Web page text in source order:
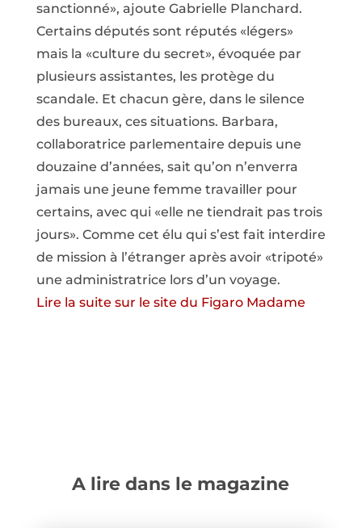
sanctionné», ajoute Gabrielle Planchard.
Certains députés sont réputés «légers»
mais la «culture du secret», évoquée par
plusieurs assistantes, les protège du
scandale. Et chacun gère, dans le silence
des bureaux, ces situations. Barbara,
collaboratrice parlementaire depuis une
douzaine d’années, sait qu’on n’enverra
jamais une jeune femme travailler pour
certains, avec qui «elle ne tiendrait pas trois
jours». Comme cet élu qui s’est fait interdire
de mission à l’étranger après avoir «tripoté»
une administratrice lors d’un voyage.
Lire la suite sur le site du Figaro Madame
A lire dans le magazine